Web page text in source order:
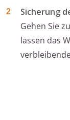
Sicherung
Gehen Sie
lassen das